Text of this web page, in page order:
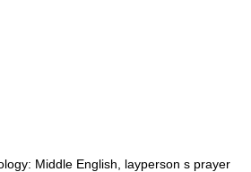
Middle English, layperson s prayer